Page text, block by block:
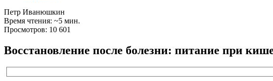
Петр Иванюшкин
Время чтения: ~5 мин.
Просмотров: 10 601
Восстановление после болезни: питание при